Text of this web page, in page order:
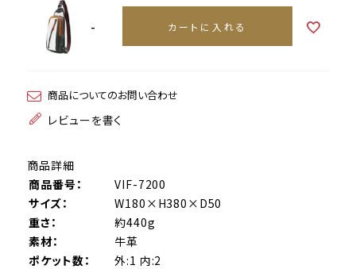
- カートに入れる
商品についてのお問い合わせ
レビューを書く
商品詳細
商品番号：
VIF-7200
サイズ：
W180×H380×D50
重さ：
約440g
素材：
牛革
ポケット数：
外:1 内:2